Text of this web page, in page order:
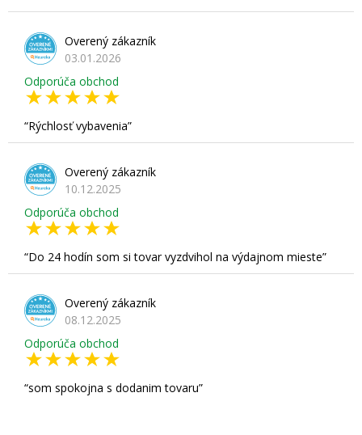
Overený zákazník
03.01.2026
Odporúča obchod
Rýchlosť vybavenia
Overený zákazník
10.12.2025
Odporúča obchod
Do 24 hodín som si tovar vyzdvihol na výdajnom mieste
Overený zákazník
08.12.2025
Odporúča obchod
som spokojna s dodanim tovaru